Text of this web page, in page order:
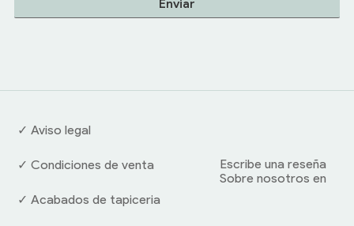
✓ Aviso legal
✓ Condiciones de venta
✓ Acabados de tapiceria
Escribe una reseña
Sobre nosotros en